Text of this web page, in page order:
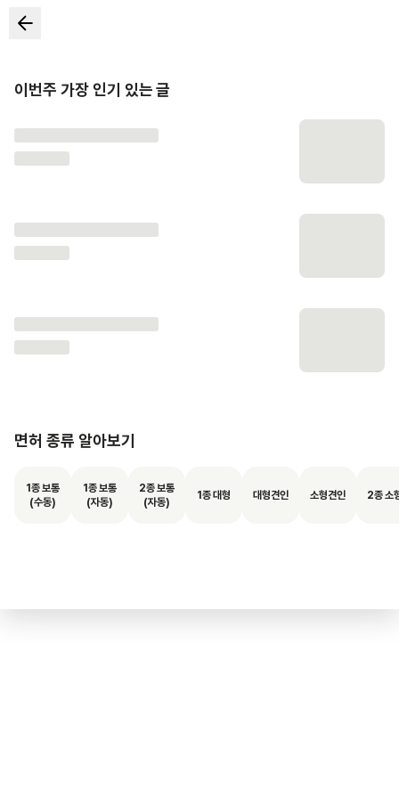
이번주 가장 인기 있는 글
면허 종류 알아보기
1종 보통
(수동)
1종 보통
(자동)
2종 보통
(자동)
1종 대형 대형견인 소형견인 2종 소